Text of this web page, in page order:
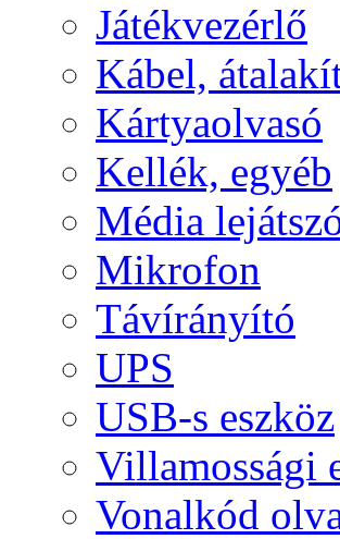
Játékvezérlő
Kábel,
Kártyaolvasó
Kellék, egyéb
Média
Mikrofon
Távírányító
UPS
USB-s eszköz
Villamossági
Vonalkód